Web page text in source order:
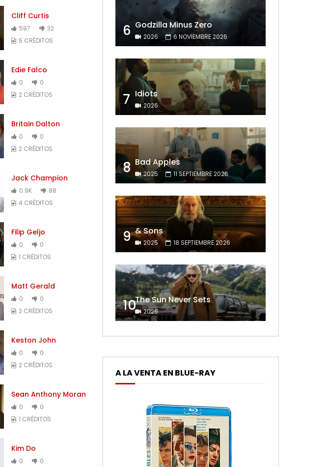
Cliff Curtis
597
32
5 CRÉDITOS
Edie Falco
0
0
2 CRÉDITOS
Britain Dalton
0
0
2 CRÉDITOS
Jack Champion
0.9K
88
4 CRÉDITOS
Filip Geljo
0
0
1 CRÉDITOS
Matt Gerald
0
0
2 CRÉDITOS
Keston John
0
0
2 CRÉDITOS
Sean Anthony Moran
0
0
1 CRÉDITOS
Kim Do
0 0
6 Godzilla Minus Zero
2026 6 NOVIEMBRE 2026
7 Idiots
2026
8 Bad Apples
2025 11 SEPTIEMBRE 2026
9 & Sons
2025 18 SEPTIEMBRE 2026
10The Sun Never Sets
2026
A LA VENTA EN BLUE-RAY